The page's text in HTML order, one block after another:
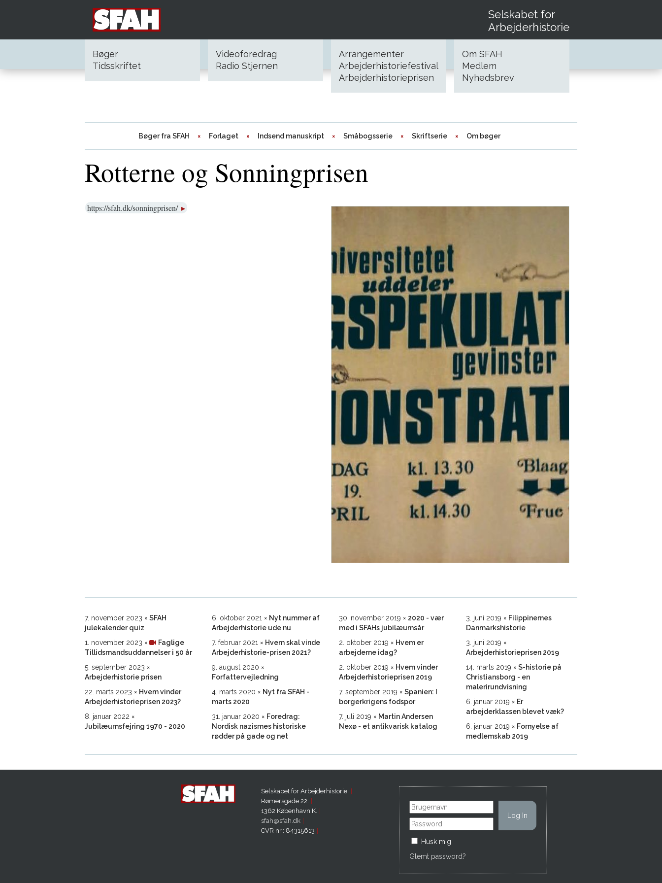
Selskabet for
Arbejderhistorie
Bøger
Tidsskriftet
Videoforedrag
Radio Stjernen
Arrangementer
Arbejderhistoriefestival
Arbejderhistorieprisen
Om SFAH
Medlem
Nyhedsbrev
Bøger fra SFAH Forlaget Indsend manuskript Småbogsserie Skriftserie Om bøger
Rotterne og Sonningprisen
https://sfah.dk/sonningprisen/ ‎
7. november 2023
SFAH
julekalender quiz
1. november 2023
Faglige
Tillidsmands­uddannelser i 50 år
5. september 2023
Arbejderhistorie prisen
22. marts 2023
Hvem vinder
Arbejderhistorie­prisen 2023?
8. januar 2022
Jubilæumsfejring 1970 - 2020
6. oktober 2021
Nyt nummer af
Arbejderhistorie ude nu
7. februar 2021
Hvem skal vinde
Arbejderhistorie-prisen 2021?
9. august 2020
Forfattervejledning
4. marts 2020
Nyt fra SFAH -
marts 2020
31. januar 2020
Foredrag:
Nordisk nazismes historiske
rødder på gade og net
30. november 2019
2020 - vær
med i SFAHs jubilæumsår
2. oktober 2019
Hvem er
arbejderne idag?
2. oktober 2019
Hvem vinder
Arbejderhistorieprisen 2019
7. september 2019
Spanien: I
borgerkrigens fodspor
7. juli 2019
Martin Andersen
Nexø - et antikvarisk katalog
3. juni 2019
Filippinernes
Danmarkshistorie
3. juni 2019
Arbejderhistorieprisen 2019
14. marts 2019
S-historie på
Christiansborg - en
malerirundvisning
6. januar 2019
Er
arbejderklassen blevet væk?
6. januar 2019
Fornyelse af
medlemskab 2019
Selskabet for Arbejderhistorie.
Rømersgade 22.
1362 København K.
sfah@sfah.dk
CVR nr.: 84315613
Husk mig
Glemt password?